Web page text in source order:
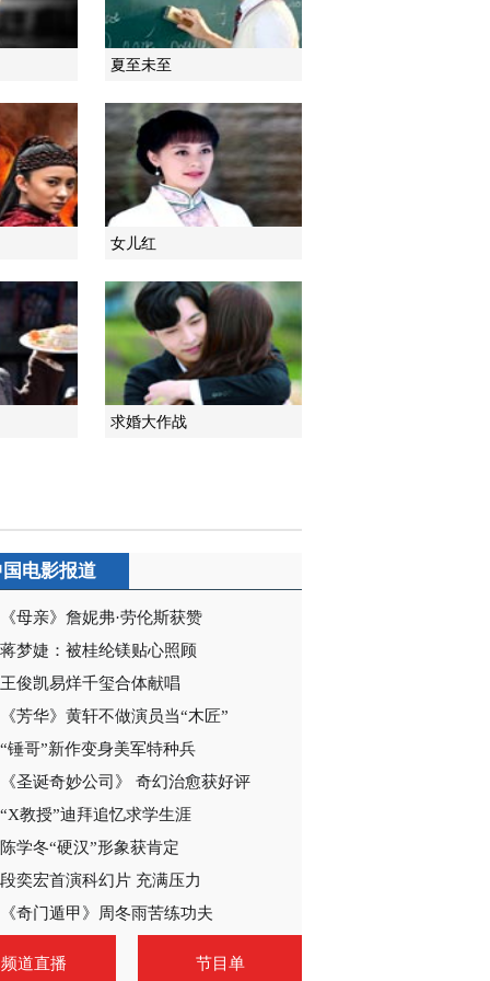
夏至未至
女儿红
求婚大作战
电影报道
《母亲》詹妮弗·劳伦斯获赞
蒋梦婕：被桂纶镁贴心照顾
王俊凯易烊千玺合体献唱
《芳华》黄轩不做演员当“木匠”
“锤哥”新作变身美军特种兵
《圣诞奇妙公司》 奇幻治愈获好评
“X教授”迪拜追忆求学生涯
陈学冬“硬汉”形象获肯定
段奕宏首演科幻片 充满压力
《奇门遁甲》周冬雨苦练功夫
频道直播 节目单